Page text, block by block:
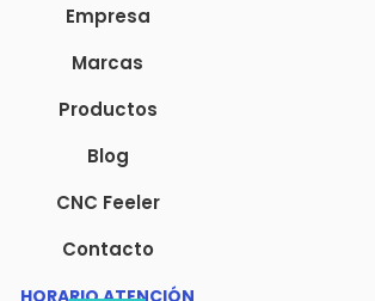
o
k
Empresa
Marcas
Productos
Blog
CNC Feeler
Contacto